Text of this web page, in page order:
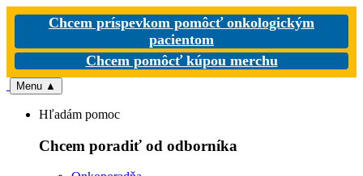
Chcem príspevkom pomôcť onkologickým
pacientom
Chcem pomôcť kúpou merchu
Menu ▲
Hľadám pomoc
Chcem poradiť od odborníka